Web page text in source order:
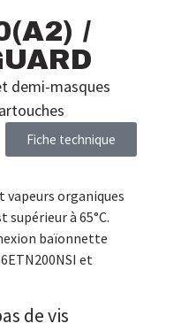
/
demi-masques
Fiche technique
vapeurs organiques
à 65°C.
baïonnette
et
de vis